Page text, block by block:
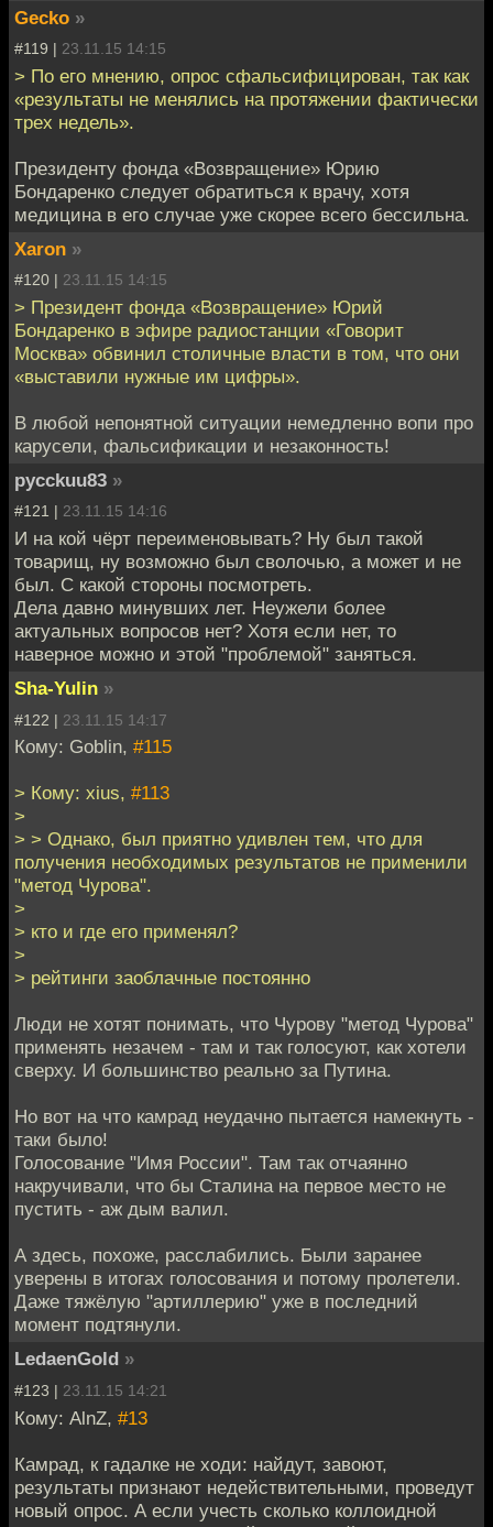
Gecko »
#119 | 23.11.15 14:15
> По его мнению, опрос сфальсифицирован, так как
«результаты не менялись на протяжении фактически
трех недель».
Президенту фонда «Возвращение» Юрию
Бондаренко следует обратиться к врачу, хотя
медицина в его случае уже скорее всего бессильна.
Xaron »
#120 | 23.11.15 14:15
> Президент фонда «Возвращение» Юрий
Бондаренко в эфире радиостанции «Говорит
Москва» обвинил столичные власти в том, что они
«выставили нужные им цифры».
В любой непонятной ситуации немедленно вопи про
карусели, фальсификации и незаконность!
pycckuu83 »
#121 | 23.11.15 14:16
И на кой чёрт переименовывать? Ну был такой
товарищ, ну возможно был сволочью, а может и не
был. С какой стороны посмотреть.
Дела давно минувших лет. Неужели более
актуальных вопросов нет? Хотя если нет, то
наверное можно и этой "проблемой" заняться.
Sha-Yulin »
#122 | 23.11.15 14:17
Кому: Goblin, #115
> Кому: xius, #113
>
> > Однако, был приятно удивлен тем, что для
получения необходимых результатов не применили
"метод Чурова".
>
> кто и где его применял?
>
> рейтинги заоблачные постоянно
Люди не хотят понимать, что Чурову "метод Чурова"
применять незачем - там и так голосуют, как хотели
сверху. И большинство реально за Путина.
Но вот на что камрад неудачно пытается намекнуть -
таки было!
Голосование "Имя России". Там так отчаянно
накручивали, что бы Сталина на первое место не
пустить - аж дым валил.
А здесь, похоже, расслабились. Были заранее
уверены в итогах голосования и потому пролетели.
Даже тяжёлую "артиллерию" уже в последний
момент подтянули.
LedaenGold »
#123 | 23.11.15 14:21
Кому: AlnZ, #13
Камрад, к гадалке не ходи: найдут, завоют,
результаты признают недействительными, проведут
новый опрос. А если учесть сколько коллоидной